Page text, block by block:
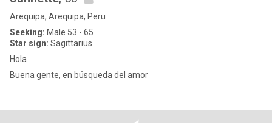
Arequipa, Arequipa, Peru
Seeking: Male 53 - 65
Star sign: Sagittarius
Hola
Buena gente, en búsqueda del amor